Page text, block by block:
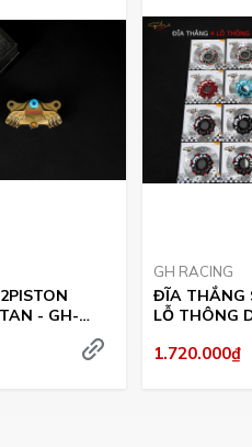
- GH-
GH RACING
ĐĨA THẮNG
LỖ THÔNG
1.720.000₫